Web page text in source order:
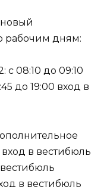
рабочим дням:
с 08:10 до 09:10
до 19:00 вход в
в вестибюль
вестибюль
в вестибюль